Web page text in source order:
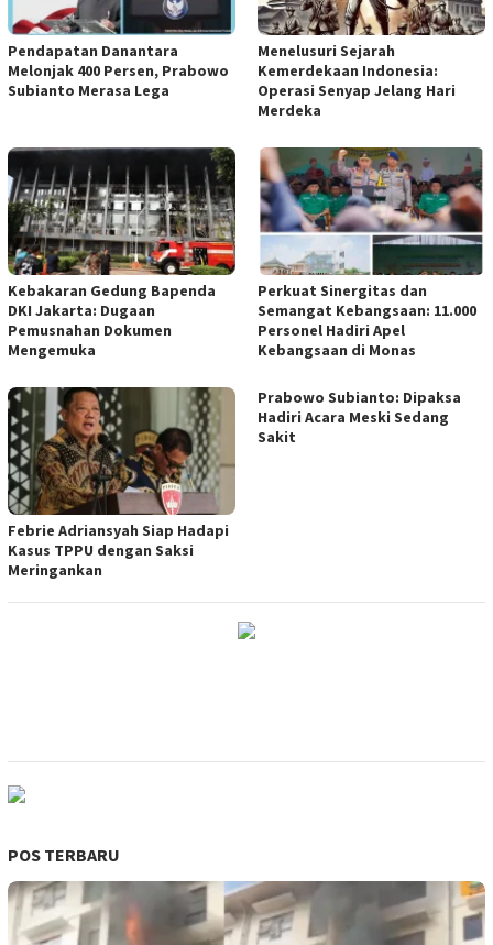
Pendapatan Danantara
Melonjak 400 Persen, Prabowo
Subianto Merasa Lega
Menelusuri Sejarah
Kemerdekaan Indonesia:
Operasi Senyap Jelang Hari
Merdeka
Kebakaran Gedung Bapenda
DKI Jakarta: Dugaan
Pemusnahan Dokumen
Mengemuka
Perkuat Sinergitas dan
Semangat Kebangsaan: 11.000
Personel Hadiri Apel
Kebangsaan di Monas
Febrie Adriansyah Siap Hadapi
Kasus TPPU dengan Saksi
Meringankan
Prabowo Subianto: Dipaksa
Hadiri Acara Meski Sedang
Sakit
POS TERBARU